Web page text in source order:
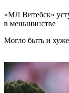
«МЛ Витебск»
в меньшинстве
Могло быть и